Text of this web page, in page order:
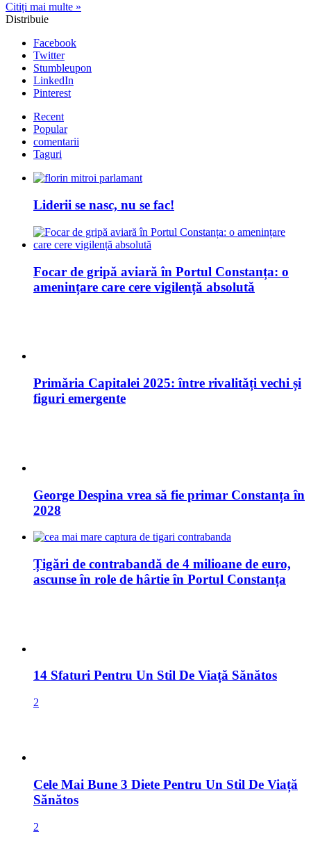
Citiți mai multe »
Distribuie
Facebook
Twitter
Stumbleupon
LinkedIn
Pinterest
Recent
Popular
comentarii
Taguri
Liderii se nasc, nu se fac!
Focar de gripă aviară în Portul Constanța: o
amenințare care cere vigilență absolută
Primăria Capitalei 2025: între rivalități vechi și
figuri emergente
George Despina vrea să fie primar Constanța în
2028
Țigări de contrabandă de 4 milioane de euro,
ascunse în role de hârtie în Portul Constanța
14 Sfaturi Pentru Un Stil De Viață Sănătos
2
Cele Mai Bune 3 Diete Pentru Un Stil De Viață
Sănătos
2